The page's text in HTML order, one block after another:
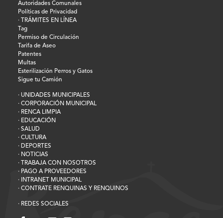
Autoridades Comunales
Políticas de Privacidad
· TRÁMITES EN LÍNEA
Tag
Permiso de Circulación
Tarifa de Aseo
Patentes
Multas
Esterilización Perros y Gatos
Sigue tu Camión
· UNIDADES MUNICIPALES
· CORPORACIÓN MUNICIPAL
· RENCA LIMPIA
· EDUCACIÓN
· SALUD
· CULTURA
· DEPORTES
· NOTICIAS
· TRABAJA CON NOSOTROS
· PAGO A PROVEEDORES
· INTRANET MUNICIPAL
· CONTRATE RENQUINAS Y RENQUINOS
· REDES SOCIALES